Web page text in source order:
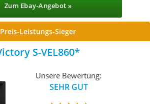
Zum Ebay-Angebot »
Preis-Leistungs-Sieger
Victory S-VEL860
Unsere Bewertung:
SEHR GUT